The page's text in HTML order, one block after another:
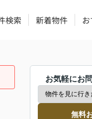
検索 新着物件
お気軽にお
無料